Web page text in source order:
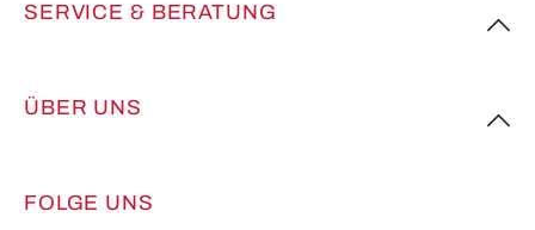
SERVICE & BERATUNG
ÜBER UNS
FOLGE UNS